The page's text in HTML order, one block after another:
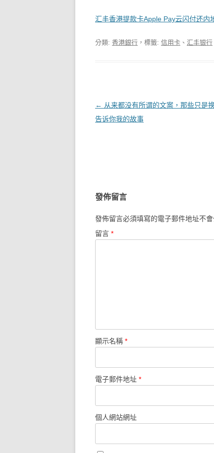
汇丰香港提款卡Apple Pay云闪付还内
分類: 香港銀行 ，標籤: 信用卡 、 汇丰银行
文章導覽
← 从来都没有所谓的文案，那些只是
告诉你我的故事
發佈留言
發佈留言必須填寫的電子郵件地址不會
留言 *
顯示名稱 *
電子郵件地址 *
個人網站網址